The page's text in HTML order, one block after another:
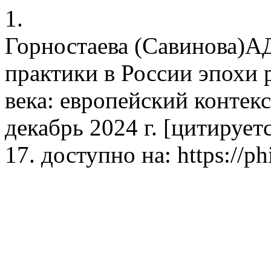
1.
Горностаева
практики в России
века: европейский
декабрь 2024 г.
17. доступно на: https://